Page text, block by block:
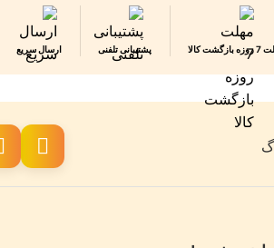
کالا پشتیبانی تلفنی ارسال سریع